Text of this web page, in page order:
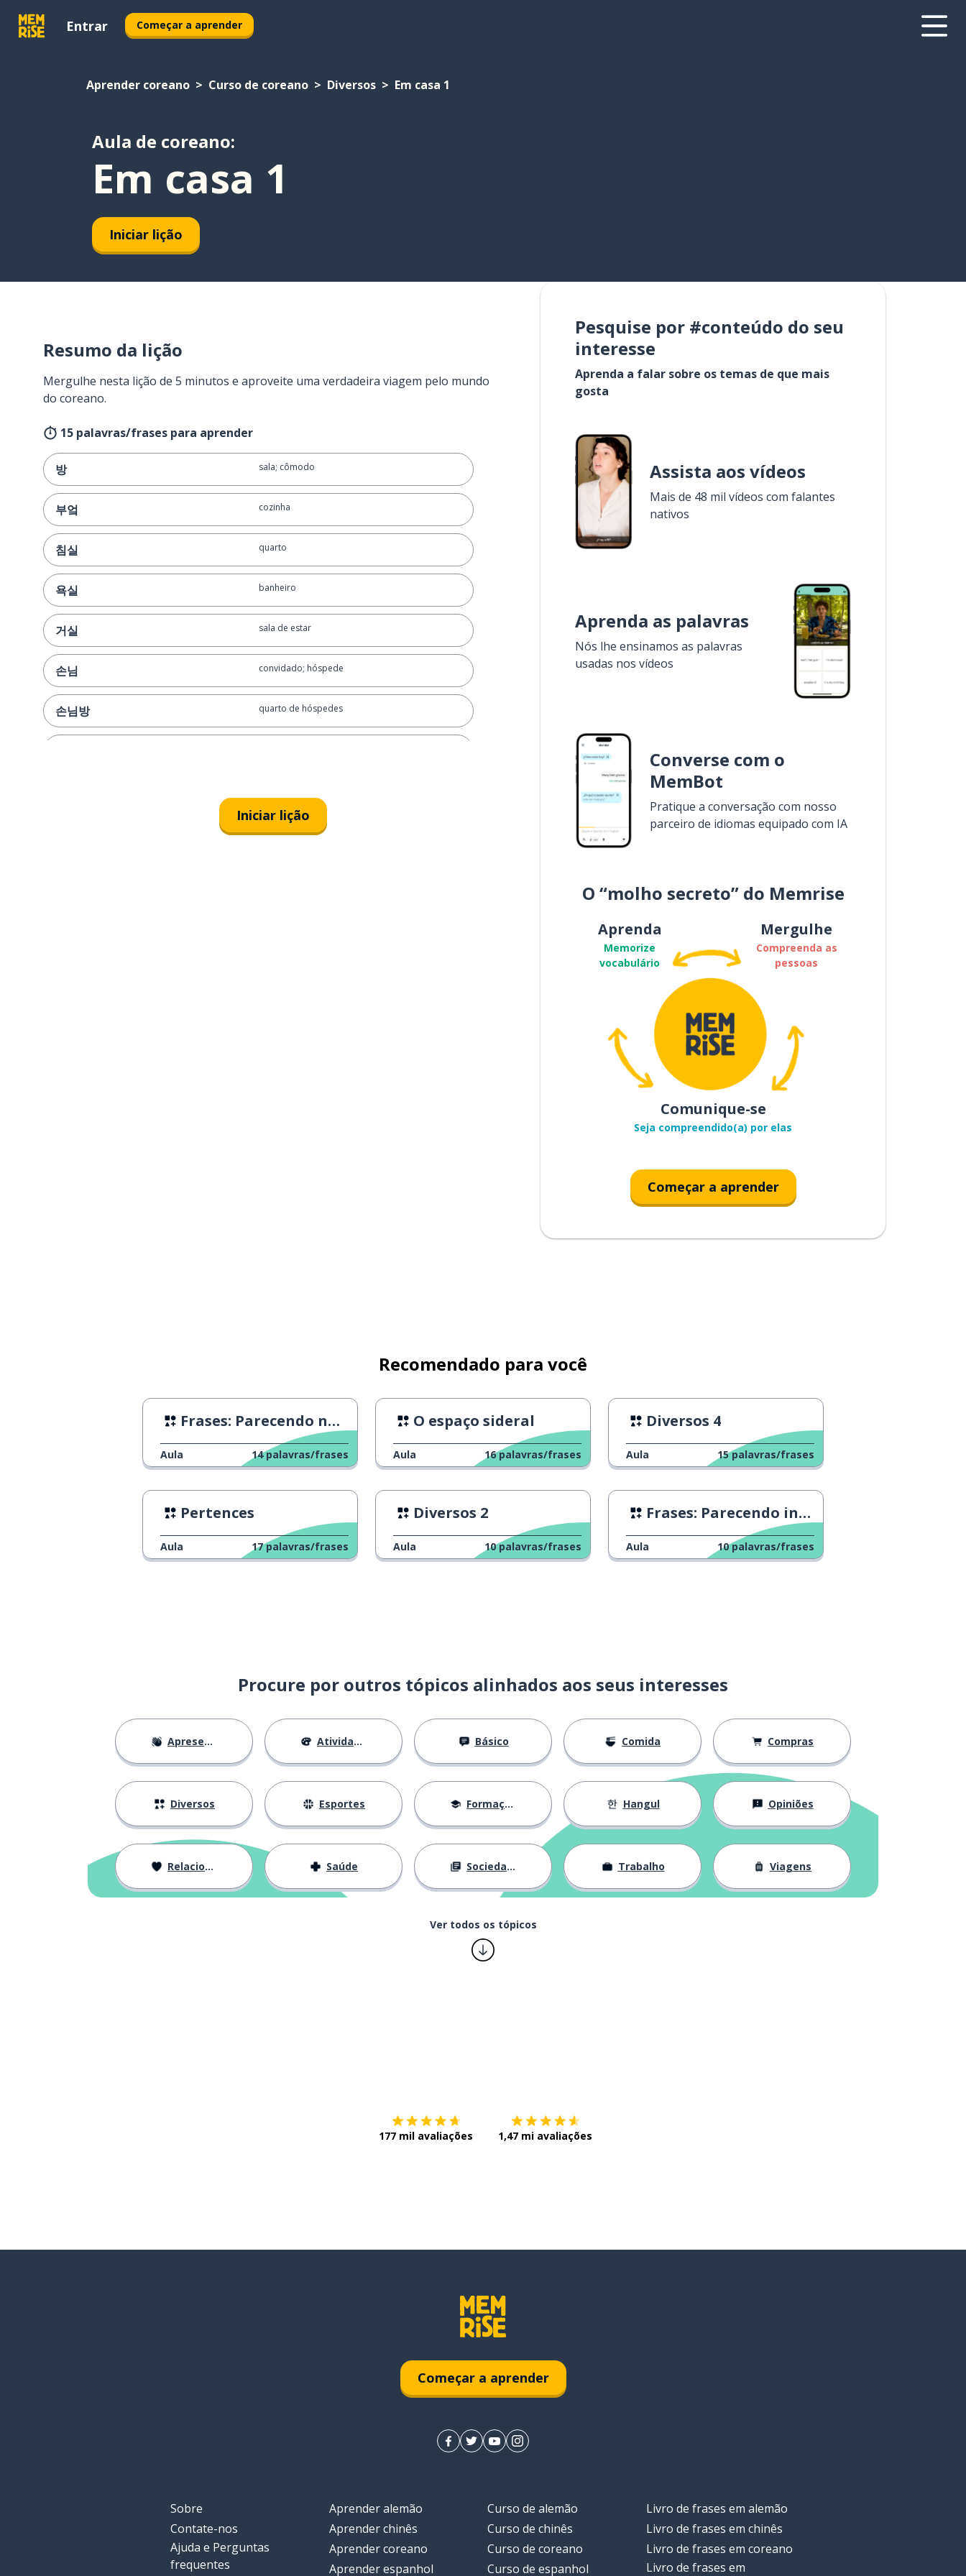
Entrar Começar a aprender
Aprender coreano Curso de coreano Diversos Em casa 1
Aula de coreano:
Em casa 1
Iniciar lição
Resumo da lição
Mergulhe nesta lição de 5 minutos e aproveite uma verdadeira viagem pelo mundo
do coreano.
15 palavras/frases para aprender
방 sala; cômodo
부엌 cozinha
침실 quarto
욕실 banheiro
거실 sala de estar
손님 convidado; hóspede
손님방 quarto de hóspedes
Iniciar lição
Pesquise por #conteúdo do seu
interesse
Aprenda a falar sobre os temas de que mais
gosta
Assista aos vídeos
Mais de 48 mil vídeos com falantes
nativos
Aprenda as palavras
Nós lhe ensinamos as palavras
usadas nos vídeos
Converse com o
MemBot
Pratique a conversação com nosso
parceiro de idiomas equipado com IA
O “molho secreto” do Memrise
Aprenda
Memorize
vocabulário
Mergulhe
Compreenda as
pessoas
Comunique-se
Seja compreendido(a) por elas
Começar a aprender
Recomendado para você
Frases: Parecendo nativos 4
Aula 14 palavras/frases
O espaço sideral
Aula 16 palavras/frases
Diversos 4
Aula 15 palavras/frases
Pertences
Aula 17 palavras/frases
Diversos 2
Aula 10 palavras/frases
Frases: Parecendo inteligentes 1
Aula 10 palavras/frases
Procure por outros tópicos alinhados aos seus interesses
Apresentações Atividades Básico Comida Compras
Diversos Esportes Formação Hangul Opiniões
Relacionamentos Saúde Sociedade Trabalho Viagens
Ver todos os tópicos
177 mil avaliações 1,47 mi avaliações
Começar a aprender
Sobre
Contate-nos
Ajuda e Perguntas
frequentes
Aprender alemão
Aprender chinês
Aprender coreano
Aprender espanhol
Curso de alemão
Curso de chinês
Curso de coreano
Curso de espanhol
Livro de frases em alemão
Livro de frases em chinês
Livro de frases em coreano
Livro de frases em